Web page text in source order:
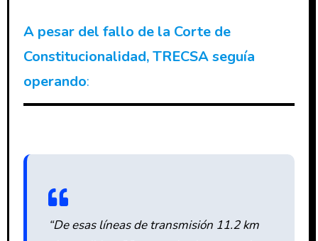
A pesar del fallo de la Corte de
Constitucionalidad, TRECSA seguía
operando:
“De esas líneas de transmisión 11.2 km